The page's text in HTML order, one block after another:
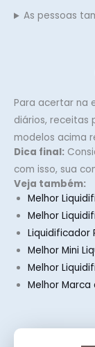
As pessoas
Para acertar na
diários, receitas
modelos acima
Dica final:
com isso, sua
Veja também:
Melhor
Melhor
Liquidificador
Melhor Mini
Melhor
Melhor